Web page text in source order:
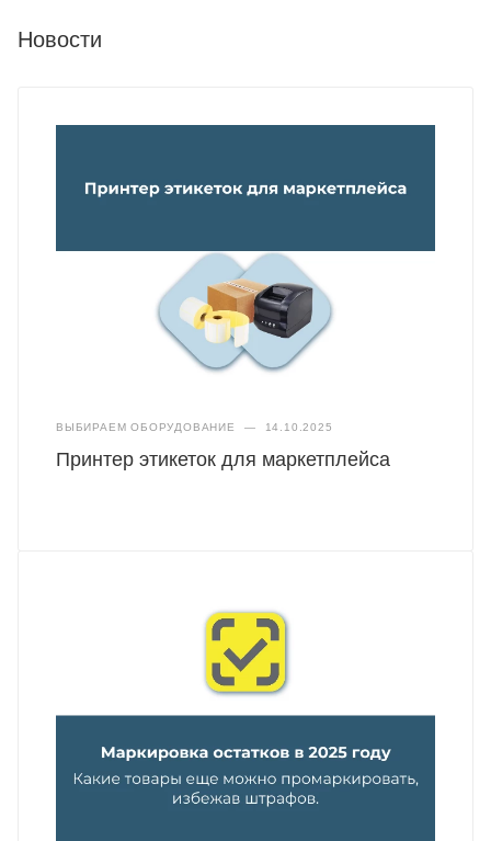
Новости
ВЫБИРАЕМ ОБОРУДОВАНИЕ — 14.10.2025
Принтер этикеток для маркетплейса